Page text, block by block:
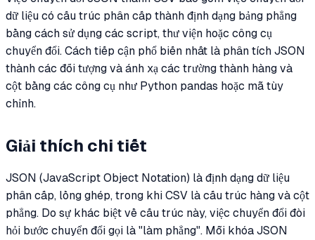
dữ liệu có cấu trúc phân cấp thành định dạng bảng phẳng
bằng cách sử dụng các script, thư viện hoặc công cụ
chuyển đổi. Cách tiếp cận phổ biến nhất là phân tích JSON
thành các đối tượng và ánh xạ các trường thành hàng và
cột bằng các công cụ như Python pandas hoặc mã tùy
chỉnh.
Giải thích chi tiết
JSON (JavaScript Object Notation) là định dạng dữ liệu
phân cấp, lồng ghép, trong khi CSV là cấu trúc hàng và cột
phẳng. Do sự khác biệt về cấu trúc này, việc chuyển đổi đòi
hỏi bước chuyển đổi gọi là "làm phẳng". Mỗi khóa JSON